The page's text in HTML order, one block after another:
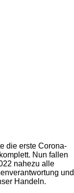
die erste Corona-
Nun fallen
nahezu alle
und
Handeln.